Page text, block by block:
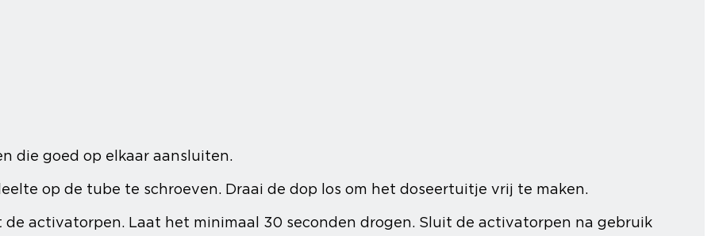
die goed op elkaar aansluiten.
op de tube te schroeven. Draai de dop los om het doseertuitje vrij te maken.
de activatorpen. Laat het minimaal 30 seconden drogen. Sluit de activatorpen na gebruik